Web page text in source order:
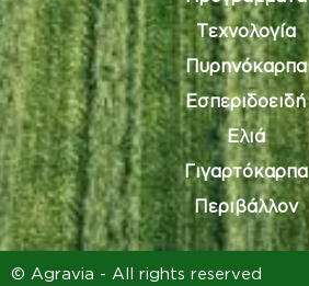
Τεχνολογία
Πυρηνόκαρπα
Εσπεριδοειδή
Ελιά
Γιγαρτόκαρπα
Περιβάλλον
© Agravia - All rights reserved